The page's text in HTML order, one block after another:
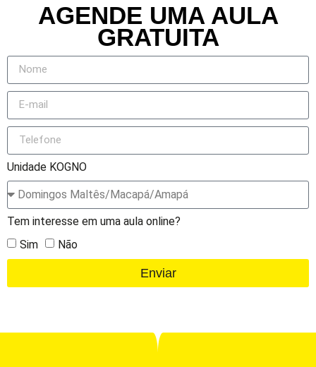
AGENDE UMA AULA
GRATUITA
Unidade KOGNO
Tem interesse em uma aula online?
Sim
Não
Enviar